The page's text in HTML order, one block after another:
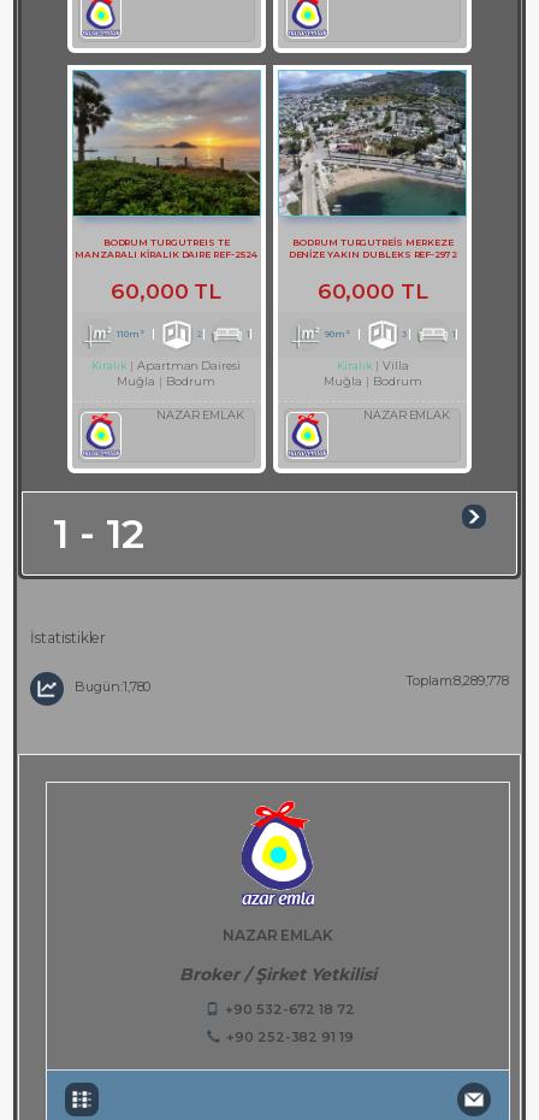
BODRUM TURGUTREIS TE
MANZARALI KİRALIK DAIRE REF-2524
60,000 TL
110m² 2 1
Kiralık
Apartman Dairesi
Muğla
Bodrum
NAZAR EMLAK
BODRUM TURGUTREİS MERKEZE
DENİZE YAKIN DUBLEKS REF-2972
60,000 TL
90m² 3 1
Kiralık
Villa
Muğla
Bodrum
NAZAR EMLAK
1 - 12
İstatistikler
Bugün:1,780 Toplam:8,289,778
NAZAR EMLAK
Broker / Şirket Yetkilisi
+90 532-672 18 72
+90 252-382 91 19